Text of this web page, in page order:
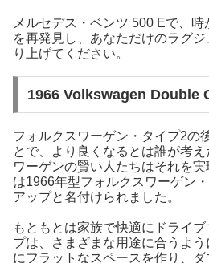
メルセデス・ベンツ 500 Eで、
を再発見し、あなただけのラグ
り上げてください。
1966 Volkswagen Double
フォルクスワーゲン・タイプ2の
とで、より良くなるとは誰が考
ワーゲンの賢い人たちはそれを
は1966年型フォルクスワーゲン
アップと名付けられました。
もともとは家族で快適にドライ
プは、さまざまな用途に合うよ
にフラットなスペースを作り、